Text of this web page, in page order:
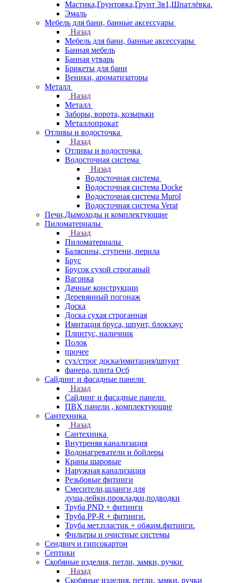
Мастика,Грунтовка,Грунт 3в1,Шпатлёвка.
Эмаль
Мебель для бани, банные аксессуары
Назад
Мебель для бани, банные аксессуары
Банная мебель
Банная утварь
Брикеты для бани
Веники, ароматизаторы
Металл
Назад
Металл
Заборы, ворота, козырьки
Металлопрокат
Отливы и водосточка
Назад
Отливы и водосточка
Водосточная система
Назад
Водосточная система
Водосточная система Docke
Водосточная система Murol
Водосточная система Verat
Печи,Дымоходы и комплектующие
Пиломатериалы
Назад
Пиломатериалы
Балясины, ступени, перила
Брус
Брусок сухой строганый
Вагонка
Дачные конструкции
Деревянный погонаж
Доска
Доска сухая строганная
Имитация бруса, шпунт, блокхаус
Плинтус, наличник
Полок
прочее
сух/строг доска/имитация/шпунт
фанера, плита Осб
Сайдинг и фасадные панели
Назад
Сайдинг и фасадные панели
ПВХ панели , комплектующие
Сантехника
Назад
Сантехника
Внутреняя канализация
Водонагреватели и бойлеры
Краны шаровые
Наружная канализация
Резьбовые фитинги
Смесители,шланги для
душа,лейки,прокладки,подводки
Труба PND + фитинги
Труба PP-R + фитинги.
Труба мет.пластик + обжим.фитинги.
Фильтры и очистные системы
Сендвич и гипсокартон
Септики
Скобяные изделия, петли, замки, ручки
Назад
Скобяные изделия, петли, замки, ручки